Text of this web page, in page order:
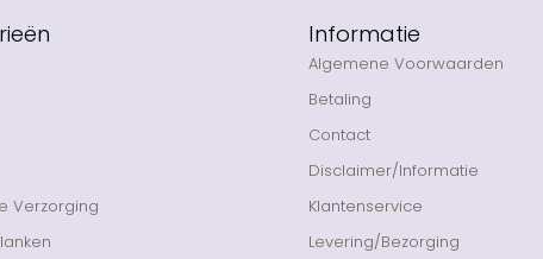
Verzorging
Informatie
Algemene Voorwaarden
Betaling
Contact
Disclaimer/Informatie
Klantenservice
Levering/Bezorging